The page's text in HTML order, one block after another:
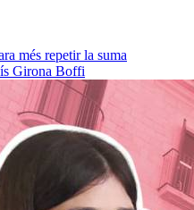
més repetir la suma
Girona Boffi